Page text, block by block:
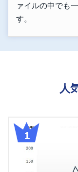
ァイルの中でも
す。
人